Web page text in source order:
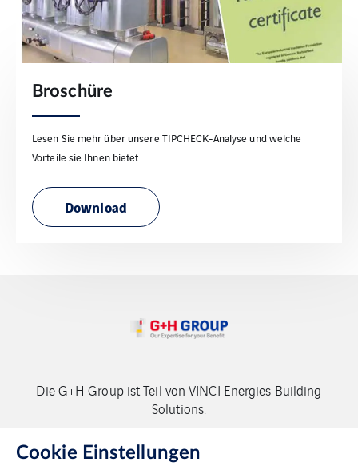
Broschüre
Lesen Sie mehr über unsere TIPCHECK-Analyse und welche
Vorteile sie Ihnen bietet.
Download
Die G+H Group ist Teil von VINCI Energies Building
Solutions.
Copyright G+H Group
Cookie Einstellungen